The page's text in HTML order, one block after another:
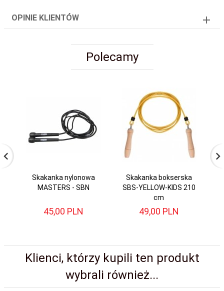
OPINIE KLIENTÓW
Polecamy
Skakanka nylonowa
MASTERS - SBN
45,00 PLN
Skakanka bokserska
SBS-YELLOW-KIDS 210
cm
49,00 PLN
Klienci, którzy kupili ten produkt
wybrali również...